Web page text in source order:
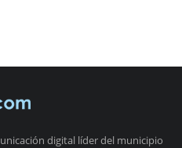
digital líder del municipio